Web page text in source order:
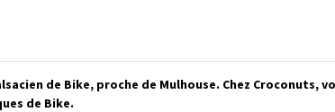
de Bike, proche de Mulhouse. Chez Croconuts,
de Bike.